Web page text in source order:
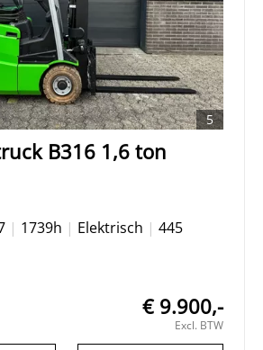
5
B316 1,6 ton
| 1739h | Elektrisch | 445
€ 9.900,-
Excl. BTW